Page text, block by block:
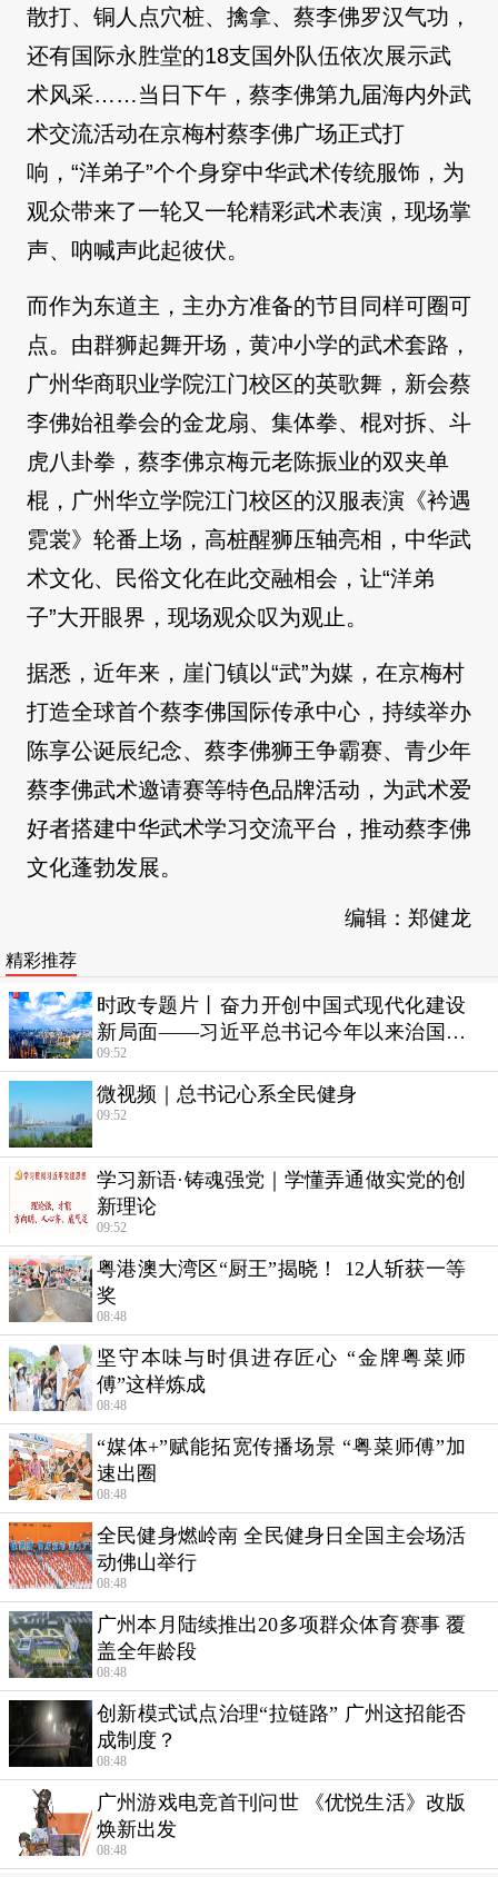
散打、铜人点穴桩、擒拿、蔡李佛罗汉气功，
还有国际永胜堂的18支国外队伍依次展示武
术风采……当日下午，蔡李佛第九届海内外武
术交流活动在京梅村蔡李佛广场正式打
响，“洋弟子”个个身穿中华武术传统服饰，为
观众带来了一轮又一轮精彩武术表演，现场掌
声、呐喊声此起彼伏。
而作为东道主，主办方准备的节目同样可圈可
点。由群狮起舞开场，黄冲小学的武术套路，
广州华商职业学院江门校区的英歌舞，新会蔡
李佛始祖拳会的金龙扇、集体拳、棍对拆、斗
虎八卦拳，蔡李佛京梅元老陈振业的双夹单
棍，广州华立学院江门校区的汉服表演《衿遇
霓裳》轮番上场，高桩醒狮压轴亮相，中华武
术文化、民俗文化在此交融相会，让“洋弟
子”大开眼界，现场观众叹为观止。
据悉，近年来，崖门镇以“武”为媒，在京梅村
打造全球首个蔡李佛国际传承中心，持续举办
陈享公诞辰纪念、蔡李佛狮王争霸赛、青少年
蔡李佛武术邀请赛等特色品牌活动，为武术爱
好者搭建中华武术学习交流平台，推动蔡李佛
文化蓬勃发展。
编辑：郑健龙
精彩推荐